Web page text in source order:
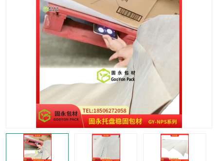
充气袋
缠绕膜
托盘裹包网兜